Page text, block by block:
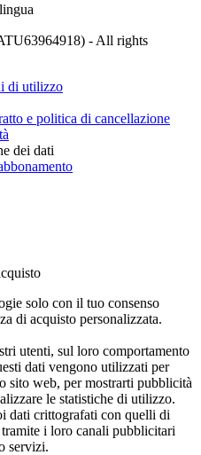
- All rights
di utilizzo
e politica di cancellazione
dei dati
solo con il tuo consenso
di acquisto personalizzata.
utenti, sul loro comportamento
dati vengono utilizzati per
sito web, per mostrarti pubblicità
le statistiche di utilizzo.
dati crittografati con quelli di
i loro canali pubblicitari
servizi.